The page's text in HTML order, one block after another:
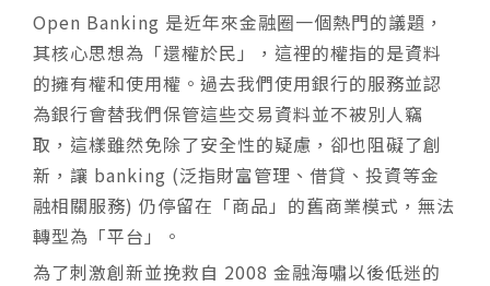
Open Banking 是近年來金融圈一個熱門的議題，
其核心思想為「還權於民」，這裡的權指的是資料
的擁有權和使用權。過去我們使用銀行的服務並認
為銀行會替我們保管這些交易資料並不被別人竊
取，這樣雖然免除了安全性的疑慮，卻也阻礙了創
新，讓 banking (泛指財富管理、借貸、投資等金
融相關服務) 仍停留在「商品」的舊商業模式，無法
轉型為「平台」。
為了刺激創新並挽救自 2008 金融海嘯以後低迷的